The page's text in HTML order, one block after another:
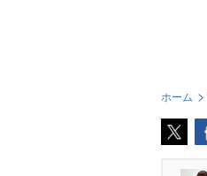
ホーム